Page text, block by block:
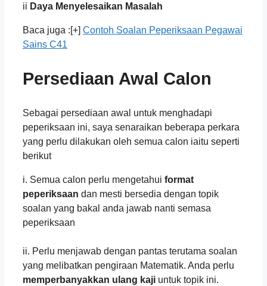
ii Daya Menyelesaikan Masalah
Baca juga :[+] Contoh Soalan Peperiksaan Pegawai
Sains C41
Persediaan Awal Calon
Sebagai persediaan awal untuk menghadapi
peperiksaan ini, saya senaraikan beberapa perkara
yang perlu dilakukan oleh semua calon iaitu seperti
berikut
i. Semua calon perlu mengetahui format
peperiksaan dan mesti bersedia dengan topik
soalan yang bakal anda jawab nanti semasa
peperiksaan
ii. Perlu menjawab dengan pantas terutama soalan
yang melibatkan pengiraan Matematik. Anda perlu
memperbanyakkan ulang kaji untuk topik ini.